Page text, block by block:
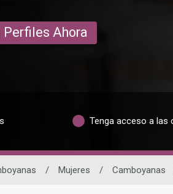
Perfiles Ahora
Tenga acceso a las
/ Mujeres / Camboyanas